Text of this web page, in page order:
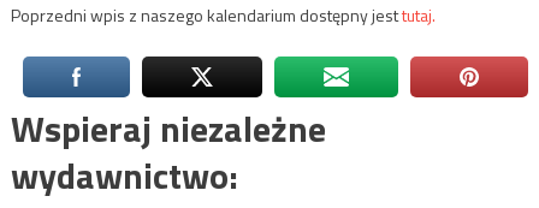
Poprzedni wpis z naszego kalendarium dostępny jesttutaj.
Wspieraj niezależne
wydawnictwo: